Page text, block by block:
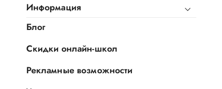
Информация
Блог
Скидки онлайн-школ
Рекламные возможности